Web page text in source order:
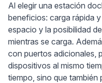
Al elegir una estación
beneficios: carga rápida
espacio y la posibilidad
mientras se carga.
con puertos adicionales,
dispositivos al mismo
tiempo, sino que también